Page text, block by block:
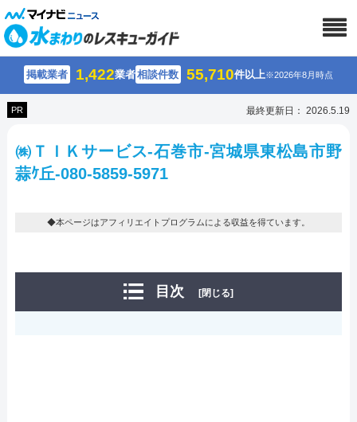
掲載業者 1,422業者相談件数 55,710件以上※2026年8月時点
PR 最終更新日： 2026.5.19
㈱ＴＩＫサービス-石巻市-宮城県東松島市野
蒜ｹ丘-080-5859-5971
◆本ページはアフィリエイトプログラムによる収益を得ています。
目次 [閉じる]